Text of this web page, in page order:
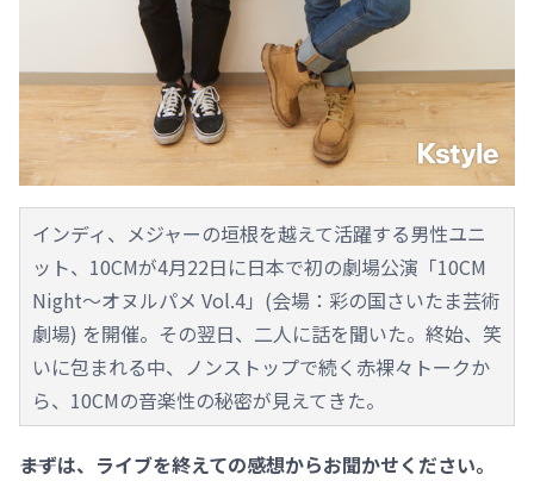
インディ、メジャーの垣根を越えて活躍する男性ユニ
ット、10CMが4月22日に日本で初の劇場公演「10CM
Night～オヌルパメ Vol.4」(会場：彩の国さいたま芸術
劇場) を開催。その翌日、二人に話を聞いた。終始、笑
いに包まれる中、ノンストップで続く赤裸々トークか
ら、10CMの音楽性の秘密が見えてきた。
――まずは、ライブを終えての感想からお聞かせください。